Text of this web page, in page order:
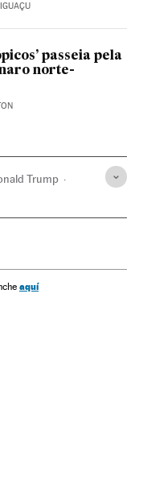
passeia pela
norte-
Trump
aquí